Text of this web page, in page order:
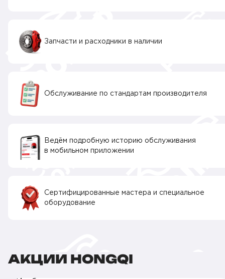
Запчасти и расходники в наличии
Обслуживание по стандартам производителя
Ведём подробную историю обслуживания
в мобильном приложении
Сертифицированные мастера и специальное
оборудование
АКЦИИ HONGQI